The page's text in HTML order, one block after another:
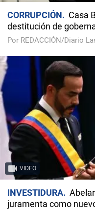
CORRUPCIÓN
Casa
destitución de
Por REDACCIÓN/Diario
VIDEO
INVESTIDURA
juramenta como